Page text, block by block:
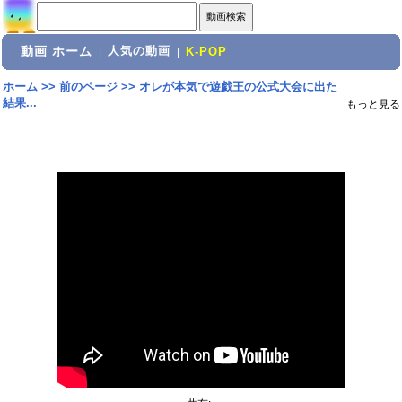
動画 ホーム 人気の動画 K-POP
ホーム>> 前のページ>> オレが本気で遊戯王の公式大会に出た
結果...
もっと見る